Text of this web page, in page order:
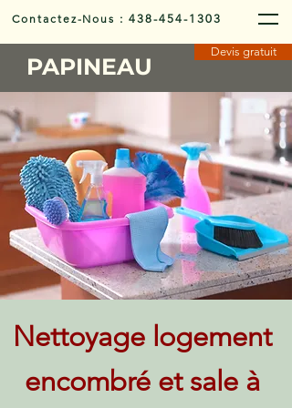
Contactez-Nous :438-454-1303
PAPINEAU
Devis gratuit
Nettoyage logement
encombré et sale à